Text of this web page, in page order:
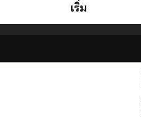
เริ่ม